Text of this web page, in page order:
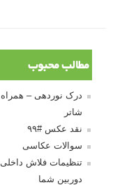
مطالب محبوب
شاتر
نقد عکس #۹۹
سوالات عکاسی
تنظیمات فلاش داخلی
دوربین شما